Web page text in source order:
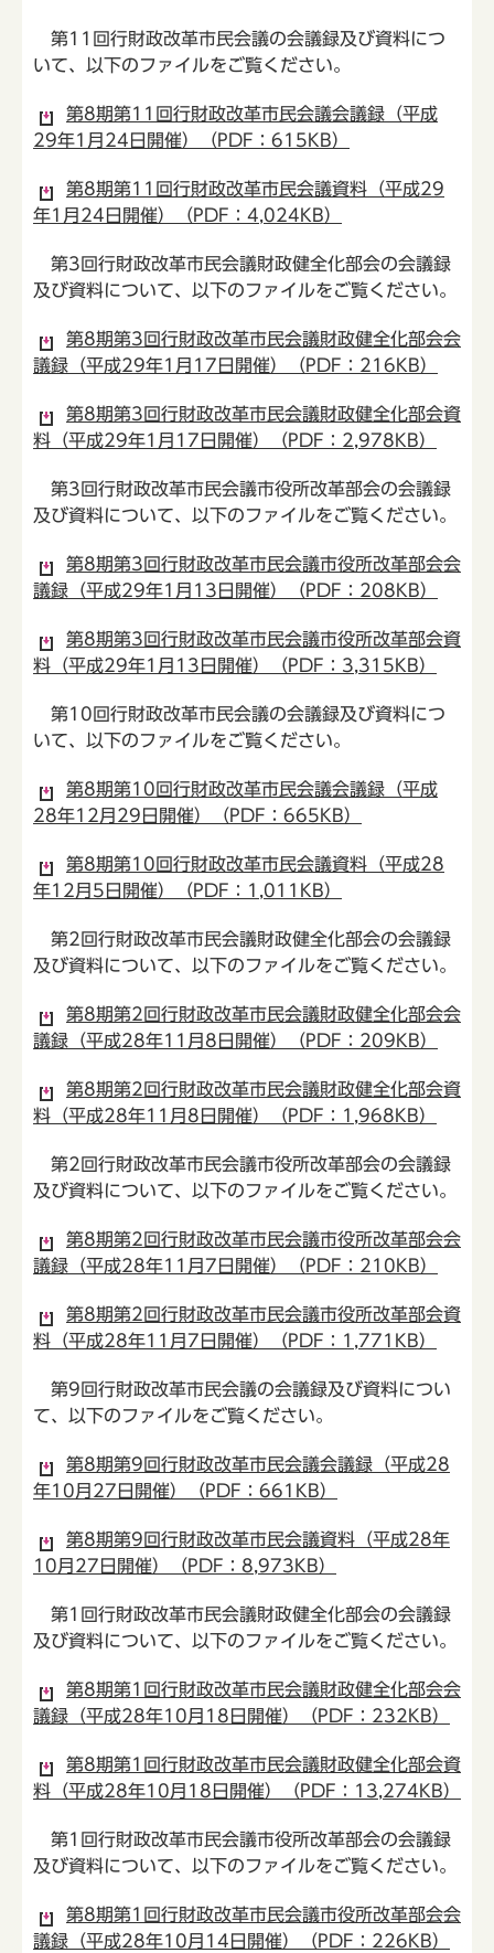
第11回行財政改革市民会議の会議録及び資料につ
いて、以下のファイルをご覧ください。
第8期第11回行財政改革市民会議会議録（平成
29年1月24日開催）（PDF：615KB）
第8期第11回行財政改革市民会議資料（平成29
年1月24日開催）（PDF：4,024KB）
第3回行財政改革市民会議財政健全化部会の会議録
及び資料について、以下のファイルをご覧ください。
第8期第3回行財政改革市民会議財政健全化部会会
議録（平成29年1月17日開催）（PDF：216KB）
第8期第3回行財政改革市民会議財政健全化部会資
料（平成29年1月17日開催）（PDF：2,978KB）
第3回行財政改革市民会議市役所改革部会の会議録
及び資料について、以下のファイルをご覧ください。
第8期第3回行財政改革市民会議市役所改革部会会
議録（平成29年1月13日開催）（PDF：208KB）
第8期第3回行財政改革市民会議市役所改革部会資
料（平成29年1月13日開催）（PDF：3,315KB）
第10回行財政改革市民会議の会議録及び資料につ
いて、以下のファイルをご覧ください。
第8期第10回行財政改革市民会議会議録（平成
28年12月29日開催）（PDF：665KB）
第8期第10回行財政改革市民会議資料（平成28
年12月5日開催）（PDF：1,011KB）
第2回行財政改革市民会議財政健全化部会の会議録
及び資料について、以下のファイルをご覧ください。
第8期第2回行財政改革市民会議財政健全化部会会
議録（平成28年11月8日開催）（PDF：209KB）
第8期第2回行財政改革市民会議財政健全化部会資
料（平成28年11月8日開催）（PDF：1,968KB）
第2回行財政改革市民会議市役所改革部会の会議録
及び資料について、以下のファイルをご覧ください。
第8期第2回行財政改革市民会議市役所改革部会会
議録（平成28年11月7日開催）（PDF：210KB）
第8期第2回行財政改革市民会議市役所改革部会資
料（平成28年11月7日開催）（PDF：1,771KB）
第9回行財政改革市民会議の会議録及び資料につい
て、以下のファイルをご覧ください。
第8期第9回行財政改革市民会議会議録（平成28
年10月27日開催）（PDF：661KB）
第8期第9回行財政改革市民会議資料（平成28年
10月27日開催）（PDF：8,973KB）
第1回行財政改革市民会議財政健全化部会の会議録
及び資料について、以下のファイルをご覧ください。
第8期第1回行財政改革市民会議財政健全化部会会
議録（平成28年10月18日開催）（PDF：232KB）
第8期第1回行財政改革市民会議財政健全化部会資
料（平成28年10月18日開催）（PDF：13,274KB）
第1回行財政改革市民会議市役所改革部会の会議録
及び資料について、以下のファイルをご覧ください。
第8期第1回行財政改革市民会議市役所改革部会会
議録（平成28年10月14日開催）（PDF：226KB）